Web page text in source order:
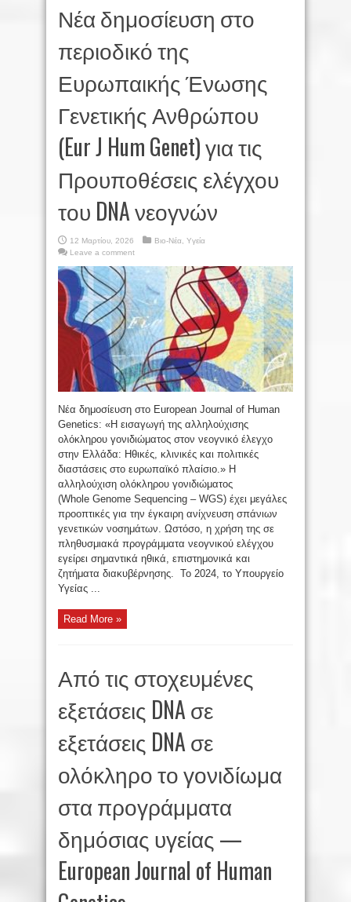
Νέα δημοσίευση στο
περιοδικό της
Ευρωπαικής Ένωσης
Γενετικής Ανθρώπου
(Eur J Hum Genet) για τις
Προυποθέσεις ελέγχου
του DNA νεογνών
12 Μαρτίου, 2026 Βιο-Νέα Υγεία
Leave a comment
Νέα δημοσίευση στο European Journal of Human
Genetics: «Η εισαγωγή της αλληλούχισης
ολόκληρου γονιδιώματος στον νεογνικό έλεγχο
στην Ελλάδα: Ηθικές, κλινικές και πολιτικές
διαστάσεις στο ευρωπαϊκό πλαίσιο.» Η
αλληλούχιση ολόκληρου γονιδιώματος
(Whole Genome Sequencing – WGS) έχει μεγάλες
προοπτικές για την έγκαιρη ανίχνευση σπάνιων
γενετικών νοσημάτων. Ωστόσο, η χρήση της σε
πληθυσμιακά προγράμματα νεογνικού ελέγχου
εγείρει σημαντικά ηθικά, επιστημονικά και
ζητήματα διακυβέρνησης. Το 2024, το Υπουργείο
Υγείας ...
Read More »
Από τις στοχευμένες
εξετάσεις DNA σε
εξετάσεις DNA σε
ολόκληρο το γονιδίωμα
στα προγράμματα
δημόσιας υγείας —
European Journal of Human